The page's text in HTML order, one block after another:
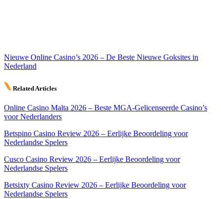
Nieuwe Online Casino’s 2026 – De Beste Nieuwe Goksites in
Nederland
Related Articles
Online Casino Malta 2026 – Beste MGA-Gelicenseerde Casino’s
voor Nederlanders
Betspino Casino Review 2026 – Eerlijke Beoordeling voor
Nederlandse Spelers
Cusco Casino Review 2026 – Eerlijke Beoordeling voor
Nederlandse Spelers
Betsixty Casino Review 2026 – Eerlijke Beoordeling voor
Nederlandse Spelers